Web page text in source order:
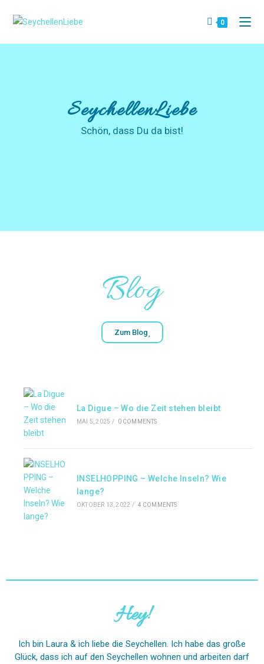
0
SeychellenLiebe
Schön, dass Du da bist!
Blog
Zum Blog
La Digue – Wo die Zeit stehen bleibt
MAI 5, 2025 / 0 COMMENTS
INSELHOPPING – Welche Inseln? Wie
lange?
OKTOBER 13, 2022 / 4 COMMENTS
Hey!
Ich bin Laura & ich liebe die Seychellen. Ich habe das große
Glück, dass ich auf den Seychellen wohnen und arbeiten darf